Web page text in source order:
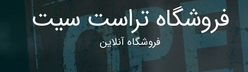
فروشگاه تراست سیت
فروشگاه آنلاین